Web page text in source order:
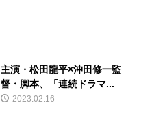
主演・松田龍平×沖田修一監
督・脚本、「連続ドラマ...
2023.02.16